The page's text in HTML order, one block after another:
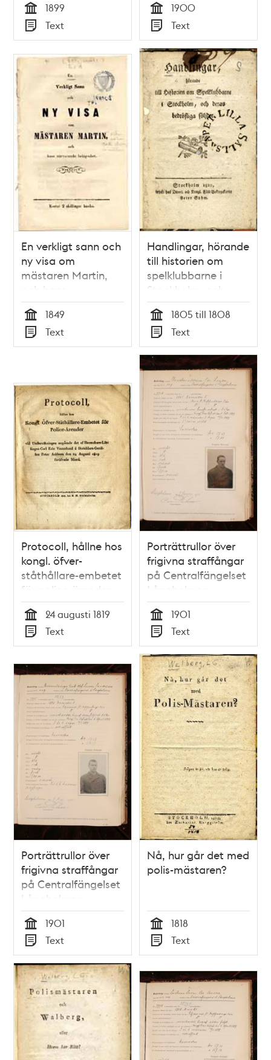
Tid
1899
Typ
Text Tid
1900
Typ
Text
En verkligt sann och
ny visa om
mästaren Martin,
och hans
närvarande
belägenhet
Tid
1849
Typ
Text
Handlingar, hörande
till historien om
spelklubbarne i
Stockholm, och
deras bedröfliga
följder
Tid
1805 till 1808
Typ
Text
Protocoll, hållne hos
kongl. öfver-
ståthållare-embetet
för police-ärender
vid undersökningen
angående det af
skomakare-
lärlingen Carl Eric
Vesterlund å
skräddare-gesällen
Peter Askbom den
24 augusti 1819
föröfvade mord.
Tid
24 augusti 1819
Typ
Text
Porträttrullor över
frigivna straffångar
på Centralfängelset
Långholmen
Tid
1901
Typ
Text
Porträttrullor över
frigivna straffångar
på Centralfängelset
Långholmen
Tid
1901
Typ
Text
Nå, hur går det med
polis-mästaren?
Tid
1818
Typ
Text